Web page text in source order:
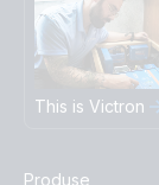
This is Victron
Produse